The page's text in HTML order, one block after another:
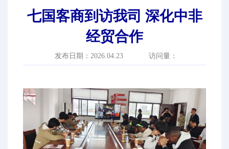
七国客商到访我司 深化中非
经贸合作
发布日期：2026.04.23 访问量：